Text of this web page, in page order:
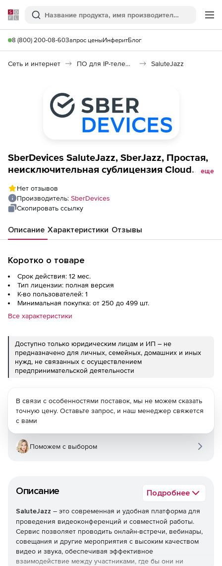
Softline
Поиск
8 (800) 200-08-60Запрос ценыИнферитБлог
Сеть и интернет ПО для IP-телефонии SaluteJazz
SberDevices SaluteJazz, SberJazz, Простая,
неисключительная сублицензия Cloud
12 месяцев),
еще
Нет отзывов
Производитель: SberDevices
Скопировать ссылку
Описание Характеристики Отзывы
Коротко о товаре
Срок действия: 12 мес.
Тип лицензии: полная версия
К-во пользователей: 1
Минимальная покупка: от 250 до 499 шт.
Все характеристики
Доступно только юридическим лицам и ИП – не
предназначено для личных, семейных, домашних и иных
нужд, не связанных с осуществлением
предпринимательской деятельности
Описание Подробнее
SaluteJazz – это современная и удобная платформа для
проведения видеоконференций и совместной работы.
Сервис позволяет проводить онлайн-встречи, вебинары,
совещания и другие мероприятия с высоким качеством
видео и звука, обеспечивая эффективное
взаимодействие между участниками, где бы они ни
В связи с особенностями поставок, мы не можем сказать
точную цену. Оставьте запрос, и наш менеджер свяжется
с вами
Поможем с выбором